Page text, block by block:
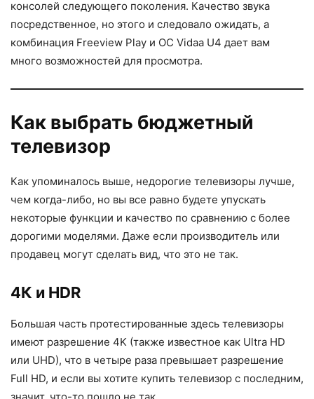
консолей следующего поколения. Качество звука
посредственное, но этого и следовало ожидать, а
комбинация Freeview Play и ОС Vidaa U4 дает вам
много возможностей для просмотра.
Как выбрать бюджетный
телевизор
Как упоминалось выше, недорогие телевизоры лучше,
чем когда-либо, но вы все равно будете упускать
некоторые функции и качество по сравнению с более
дорогими моделями. Даже если производитель или
продавец могут сделать вид, что это не так.
4К и HDR
Большая часть протестированные здесь телевизоры
имеют разрешение 4K (также известное как Ultra HD
или UHD), что в четыре раза превышает разрешение
Full HD, и если вы хотите купить телевизор с последним,